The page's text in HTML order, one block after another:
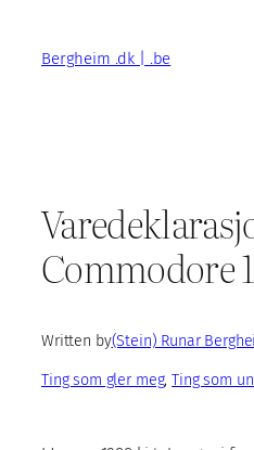
contentBergheim .dk | .be
Commodore
Written by(Stein) Runar
Ting som gler meg, Ting som